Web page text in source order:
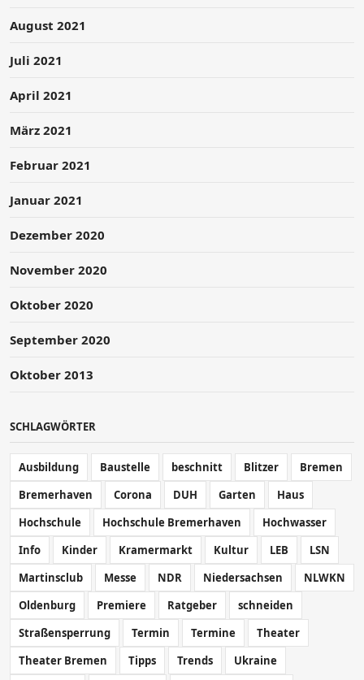
August 2021
Juli 2021
April 2021
März 2021
Februar 2021
Januar 2021
Dezember 2020
November 2020
Oktober 2020
September 2020
Oktober 2013
SCHLAGWÖRTER
Ausbildung Baustelle beschnitt Blitzer
Bremen
Bremerhaven
Corona DUH Garten
Haus
Hochschule
Hochschule Bremerhaven
Hochwasser
Info
Kinder Kramermarkt Kultur LEB
LSN
Martinsclub
Messe NDR Niedersachsen
NLWKN
Oldenburg
Premiere Ratgeber
schneiden
Straßensperrung
Termin Termine
Theater
Theater Bremen
Tipps Trends
Ukraine